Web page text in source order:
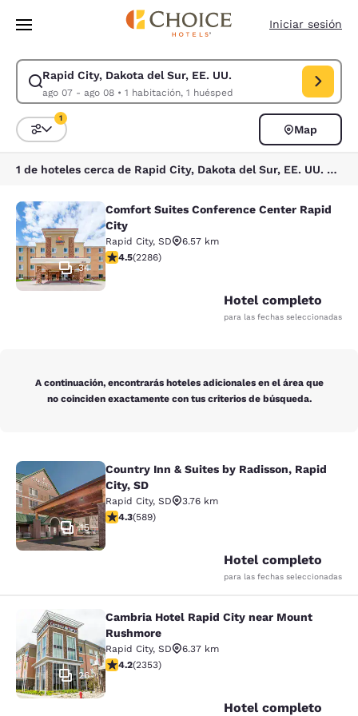
Pasar A Contenido Principal
Iniciar sesión
Rapid City, Dakota del Sur, EE. UU.
ago 07 - ago 08• 1 habitación, 1 huésped
Modificar la búsqueda de Rapid City, Dakota del Sur, EE. UU.. Fecha
Ordenar y filtrar
1
Map
1 de hoteles cerca de Rapid City, Dakota del Sur, EE. UU. coinciden con tus filtros
Comfort Suites Conference Center
34
Comfort Suites Conference Center Rapid
City
Rapid City, SD
6.57 km
calificación de 4.55 estrellas. Excelente. 2286 reseñas
4.5(2286)
Hotel completo
para las fechas seleccionadas
A continuación, encontrarás hoteles adicionales en el área que
no coinciden exactamente con tus criterios de búsqueda.
Country Inn & Suites by Radisson,
15
Country Inn & Suites by Radisson, Rapid
City, SD
Rapid City, SD
3.76 km
calificación de 4.33 estrellas. Excelente. 589 reseñas
4.3(589)
Hotel completo
para las fechas seleccionadas
Cambria Hotel Rapid City near
26
Cambria Hotel Rapid City near Mount
Rushmore
Rapid City, SD
6.37 km
calificación de 4.19 estrellas. Muy bueno. 2353
4.2(2353)
Hotel completo